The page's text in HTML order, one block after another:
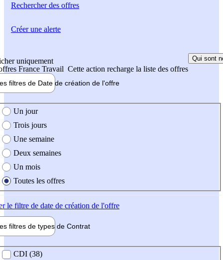
Rechercherdes offres
uniquement
France Travail Cette action recharge la liste des offres
Qui sont
filtres de Date de création de l'offre
création de l'offre
Un jour
Trois jours
Une semaine
Deux semaines
Un mois
Toutes les offres
le filtre de date de création de l'offre
filtres de types de Contrat
contrat
CDI (38)
Créer une alerte